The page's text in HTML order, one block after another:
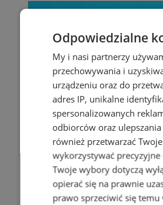
Odpowiedzialne
My i nasi partnerzy
przechowywania i
urządzeniu oraz do
adres IP, unikalne
spersonalizowanych
odbiorców oraz ulepszania
również przetwarzać
wykorzystywać
Twoje wybory dotyczą
opierać się na prawnie
prawo sprzeciwić się temu